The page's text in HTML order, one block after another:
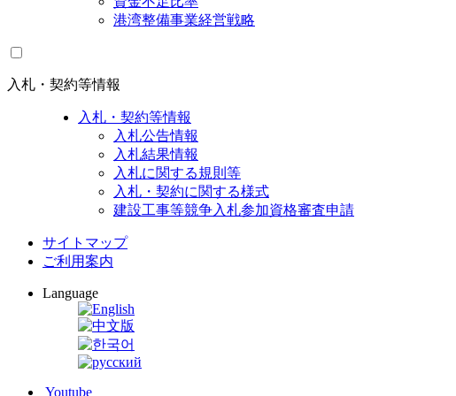
港湾整備事業経営戦略
入札・契約等情報
入札・契約等情報
入札公告情報
入札結果情報
入札に関する規則等
入札・契約に関する様式
建設工事等競争入札参加資格審査申請
サイトマップ
ご利用案内
Language
Youtube